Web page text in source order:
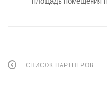
СПИСОК ПАРТНЕРОВ